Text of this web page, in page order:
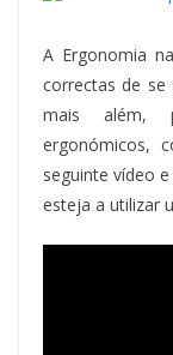
A Ergonomia
correctas de
mais além,
ergonómicos,
seguinte vídeo
esteja a utilizar